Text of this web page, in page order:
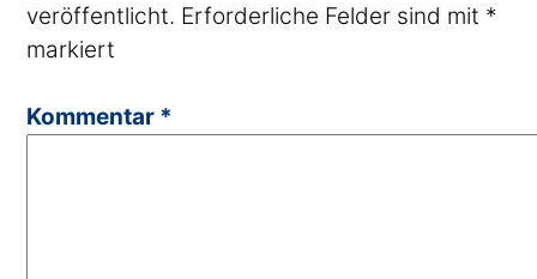
veröffentlicht. Erforderliche Felder sind mit *
markiert
Kommentar *